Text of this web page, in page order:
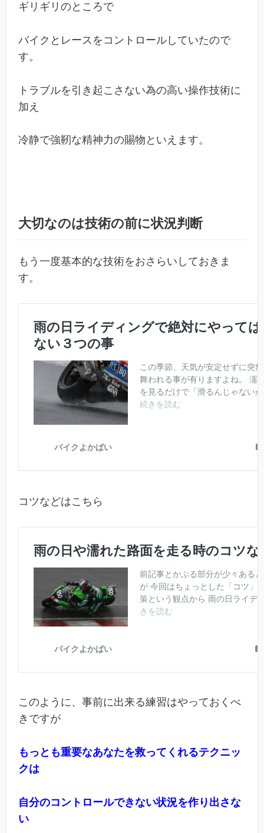
ギリギリのところで
バイクとレースをコントロールしていたので
す。
トラブルを引き起こさない為の高い操作技術に
加え
冷静で強靭な精神力の賜物といえます。
大切なのは技術の前に状況判断
もう一度基本的な技術をおさらいしておきま
す。
コツなどはこちら
このように、事前に出来る練習はやっておくべ
きですが
もっとも重要なあなたを救ってくれるテクニッ
クは
自分のコントロールできない状況を作り出さな
い